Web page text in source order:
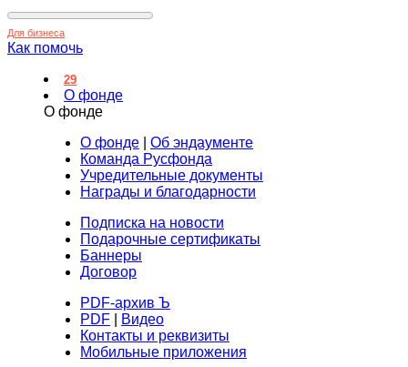
Для бизнеса
Как помочь
29
О фонде
О фонде
О фонде
Об эндаументе
Команда Русфонда
Учредительные документы
Награды и благодарности
Подписка на новости
Подарочные сертификаты
Баннеры
Договор
PDF-архив Ъ
PDF
Видео
Контакты и реквизиты
Мобильные приложения